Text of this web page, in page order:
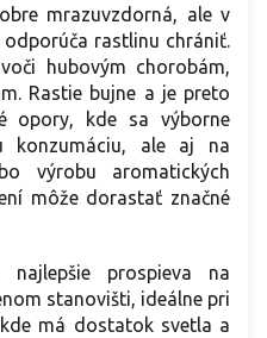
mrazuvzdorná, ale v
rastlinu chrániť.
hubovým chorobám,
Rastie bujne a je preto
opory, kde sa výborne
konzumáciu, ale aj na
výrobu aromatických
môže dorastať značné
prospieva na
stanovišti, ideálne pri
má dostatok svetla a